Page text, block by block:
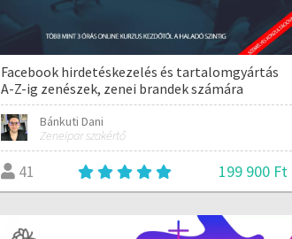
Facebook hirdetéskezelés és tartalomgyártás
A-Z-ig zenészek, zenei brandek számára
Bánkuti Dani
Zeneipar szakértő
41 199 900 Ft